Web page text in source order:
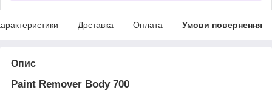
Доставка Оплата Умови повернення
Опис
Paint Remover Body 700